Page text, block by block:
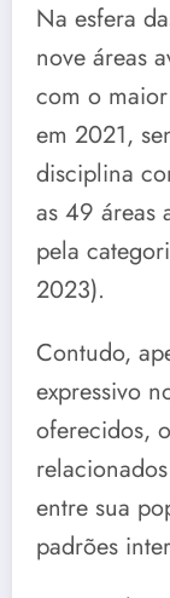
Na esfera
nove áreas
com o
em 2021,
disciplina
as 49 áreas
pela
2023).
Contudo,
expressivo
oferecidos,
entre sua
padrões